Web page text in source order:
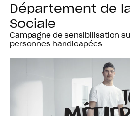
Département de
Sociale
Campagne de sensibilisation
personnes handicapées